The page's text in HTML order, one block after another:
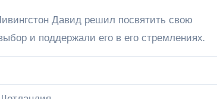
Давид решил посвятить свою
и поддержали его в его стремлениях.